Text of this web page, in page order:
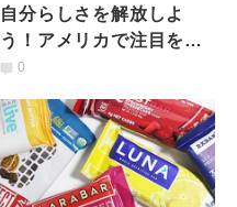
自分らしさを解放しよ
う！アメリカで注目を集
める「BUTI YOGA」と
0